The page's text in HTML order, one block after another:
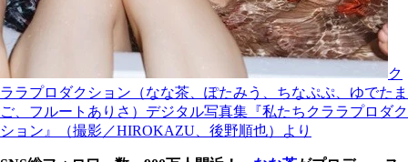
ク
ララプロダクション（なな茶、ぽたみう、ちなぷぷ、ゆでたま
ご、フルートありさ）デジタル写真集『私たちクララプロダク
ション』（撮影／HIROKAZU、後野順也）より